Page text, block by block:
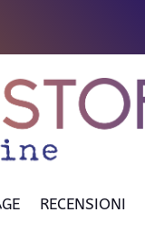
RECENSIONI